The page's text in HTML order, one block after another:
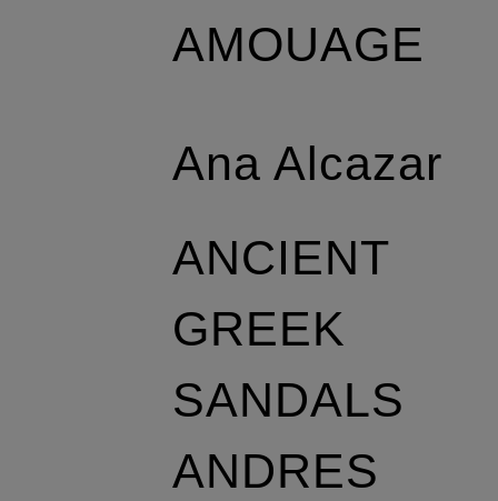
AMOUAGE
Ana Alcazar
ANCIENT
GREEK
SANDALS
ANDRES